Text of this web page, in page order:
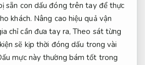
sẵn con dấu đóng trên tay để thực
khách. Nâng cao hiệu quả vận
chỉ cần đưa tay ra,Theo sát từng
sẽ kịp thời đóng dấu trong vài
mực này thường bám tốt trong